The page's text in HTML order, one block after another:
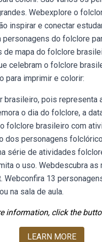
Webexplore o
inspirar e conectar
do folclore
mapa do folclore
celebram o folclore
para imprimir e colorir:
pois representa
o dia do folclore, a
folclore brasileiro com
dos personagens
série de atividades
o uso. Webdescubra
13
na sala de aula.
information, click the
LEARN MORE